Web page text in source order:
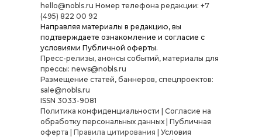
hello@nobls.ru Номер телефона редакции: +7
(495) 822 00 92
Направляя материалы в редакцию, вы
подтверждаете ознакомление и согласие с
условиями Публичной оферты.
Пресс-релизы, анонсы событий, материалы для
прессы: news@nobls.ru
Размещение статей, баннеров, спецпроектов:
sale@nobls.ru
ISSN 3033-9081
Политика конфиденциальности | Согласие на
обработку персональных данных| Публичная
оферта | Правила цитирования | Условия